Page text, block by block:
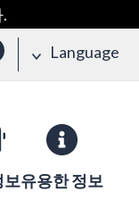
Language
보유용한 정보